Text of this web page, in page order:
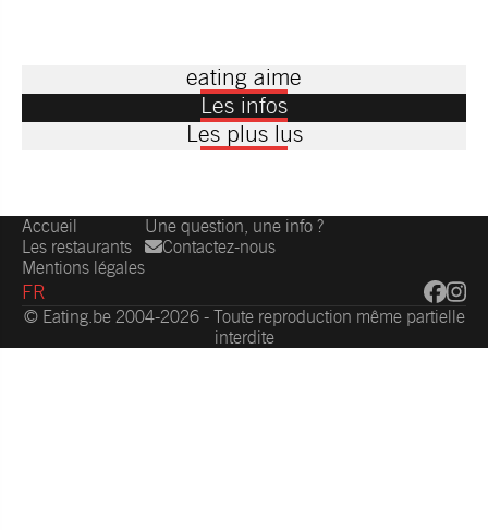
eating aime
Les infos
Les plus lus
Accueil
Les restaurants
Mentions légales
Une question, une info ?
Contactez-nous
FR
© Eating.be 2004-2026 - Toute reproduction même partielle
interdite